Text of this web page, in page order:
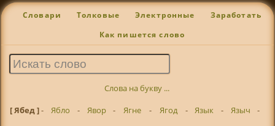
Словари Толковые Электронные Заработать
Как пишется слово
Слова на букву ...
[ Ябед ]- Ябло - Явор - Ягне - Ягод - Язык - Языч
-